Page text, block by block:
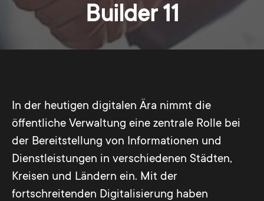
Builder 11
In der heutigen digitalen Ära nimmt die
öffentliche Verwaltung eine zentrale Rolle bei
der Bereitstellung von Informationen und
Dienstleistungen in verschiedenen Städten,
Kreisen und Ländern ein. Mit der
fortschreitenden Digitalisierung haben